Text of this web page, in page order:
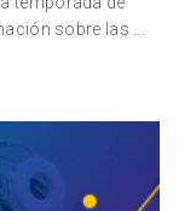
sobre las ...